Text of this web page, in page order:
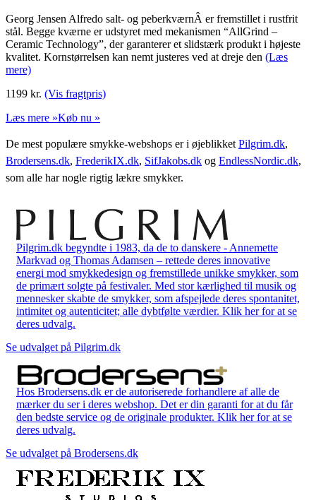
Georg Jensen Alfredo salt- og peberkværnÂ er fremstillet i rustfrit
stål. Begge kværne er udstyret med mekanismen “AllGrind –
Ceramic Technology”, der garanterer et slidstærk produkt i højeste
kvalitet. Kornstørrelsen kan nemt justeres ved at dreje den (Læs
mere)
1199 kr. (Vis fragtpris)
Læs mere »Køb nu »
De mest populære smykke-webshops er i øjeblikket Pilgrim.dk,
Brodersens.dk, FrederikIX.dk, SifJakobs.dk og EndlessNordic.dk,
som alle har nogle rigtig lækre smykker.
Pilgrim.dk begyndte i 1983, da de to danskere - Annemette
Markvad og Thomas Adamsen – rettede deres innovative
energi mod smykkedesign og fremstillede unikke smykker, som
de primært solgte på festivaler. Med stor kærlighed til musik og
mennesker skabte de smykker, som afspejlede deres spontanitet,
intimitet og autenticitet; alle dybtfølte værdier. Klik her for at se
deres udvalg.
Se udvalget på Pilgrim.dk
Hos Brodersens.dk er de autoriserede forhandlere af alle de
mærker du ser i deres webshop. Det er din garanti for at du får
den bedste service og de originale produkter. Klik her for at se
deres udvalg.
Se udvalget på Brodersens.dk